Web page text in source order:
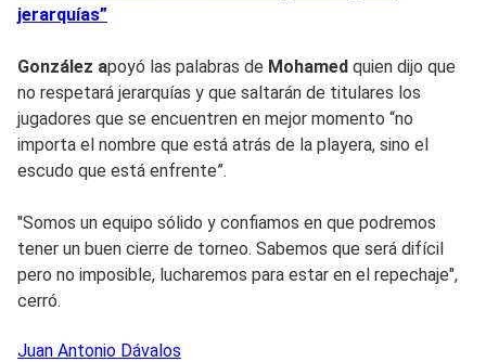
jerarquías”
González apoyó las palabras de Mohamed quien dijo que
no respetará jerarquías y que saltarán de titulares los
jugadores que se encuentren en mejor momento “no
importa el nombre que está atrás de la playera, sino el
escudo que está enfrente”.
"Somos un equipo sólido y confiamos en que podremos
tener un buen cierre de torneo. Sabemos que será difícil
pero no imposible, lucharemos para estar en el repechaje",
cerró.
Juan Antonio Dávalos